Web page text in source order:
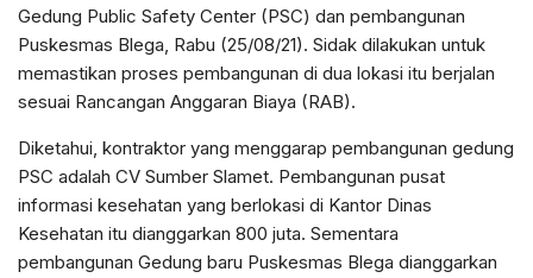
Gedung Public Safety Center (PSC) dan pembangunan
Puskesmas Blega, Rabu (25/08/21). Sidak dilakukan untuk
memastikan proses pembangunan di dua lokasi itu berjalan
sesuai Rancangan Anggaran Biaya (RAB).
Diketahui, kontraktor yang menggarap pembangunan gedung
PSC adalah CV Sumber Slamet. Pembangunan pusat
informasi kesehatan yang berlokasi di Kantor Dinas
Kesehatan itu dianggarkan 800 juta. Sementara
pembangunan Gedung baru Puskesmas Blega dianggarkan